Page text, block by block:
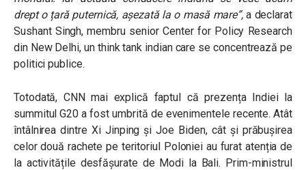
drept o țară puternică, așezată la o masă mare”,a declarat
Sushant Singh, membru senior Center for Policy Research
din New Delhi, un think tank indian care se concentrează pe
politici publice.
Totodată, CNN mai explică faptul că prezența Indiei la
summitul G20 a fost umbrită de evenimentele recente. Atât
întâlnirea dintre Xi Jinping și Joe Biden, cât și prăbușirea
celor două rachete pe teritoriul Poloniei au furat atenția de
la activitățile desfășurate de Modi la Bali. Prim-ministrul